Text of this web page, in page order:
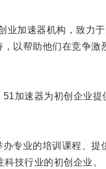
加速器机构，致力于
帮助他们在竞争激
速器为初创企业提
业的培训课程、提
技行业的初创企业。